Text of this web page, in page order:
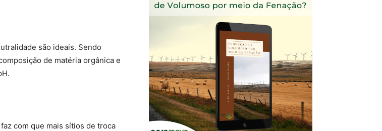
são ideais. Sendo
de matéria orgânica e
com que mais sítios de troca